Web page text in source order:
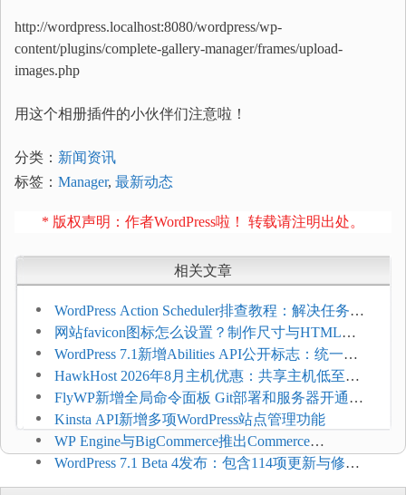
http://wordpress.localhost:8080/wordpress/wp-
content/plugins/complete-gallery-manager/frames/upload-
images.php
用这个相册插件的小伙伴们注意啦！
分类： 新闻资讯
标签： Manager, 最新动态
* 版权声明：作者WordPress啦！ 转载请注明出处。
相关文章
WordPress Action Scheduler排查教程：解决任务积
压和订单延迟
网站favicon图标怎么设置？制作尺寸与HTML添
加方法
WordPress 7.1新增Abilities API公开标志：统一支
持REST API、MCP与AI代理
HawkHost 2026年8月主机优惠：共享主机低至
$2.61/月，高性能主机同步折扣
FlyWP新增全局命令面板 Git部署和服务器开通更
方便
Kinsta API新增多项WordPress站点管理功能
WP Engine与BigCommerce推出Commerce
Connect：WordPress商店可保留前台体验并扩展电
商能力
WordPress 7.1 Beta 4发布：包含114项更新与修
复，仅建议在测试环境体验